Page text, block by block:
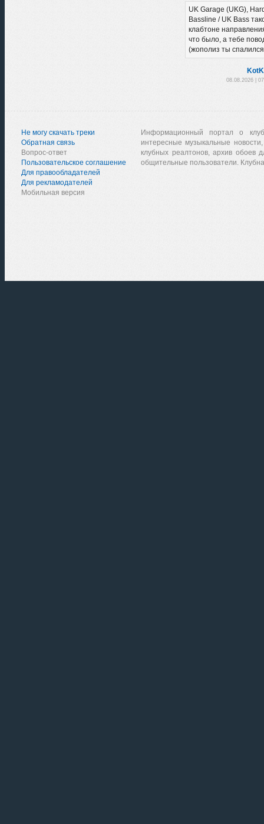
UK Garage (UKG),
Bassline / UK Bass
клабтоне
что было, а тебе
(жополиз ты
08.08.2026 |
Не могу скачать треки
Обратная связь
Вопрос-ответ
Пользовательское соглашение
Для правообладателей
Для рекламодателей
Мобильная версия
Информационный портал о
интересные музыкальные
клубных реалтонов, архив обоев
общительные пользователи.